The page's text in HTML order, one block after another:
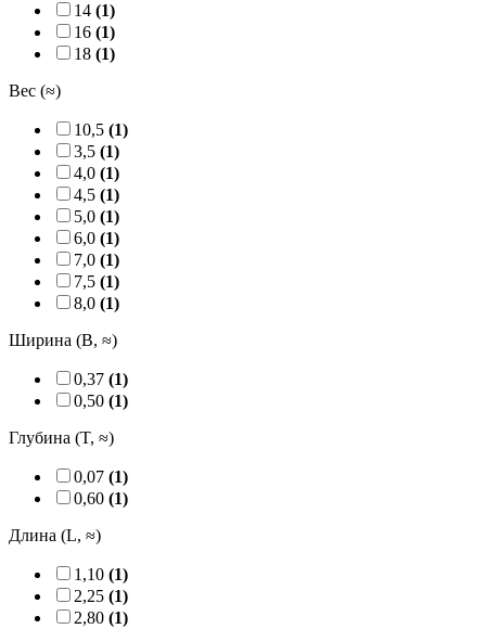
14 (1)
16 (1)
18 (1)
Вес (≈)
10,5 (1)
3,5 (1)
4,0 (1)
4,5 (1)
5,0 (1)
6,0 (1)
7,0 (1)
7,5 (1)
8,0 (1)
Ширина (B, ≈)
0,37 (1)
0,50 (1)
Глубина (T, ≈)
0,07 (1)
0,60 (1)
Длина (L, ≈)
1,10 (1)
2,25 (1)
2,80 (1)